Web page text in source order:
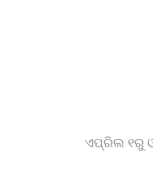
ଏପ୍ରିଲ ୧ରୁ